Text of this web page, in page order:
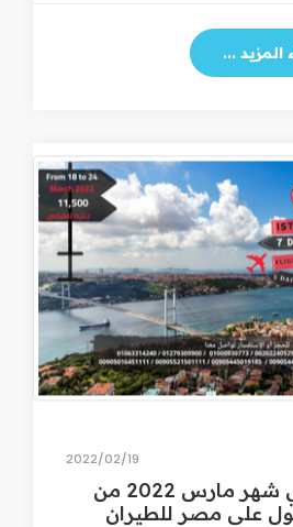
المزيد ...
19‏/02‏/2022
أرخص رحلة في شهر مارس 2022 من
على مصر للطيران